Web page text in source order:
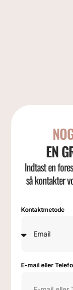
EN
Indtast en
så kontakter
Kontaktmetode
E-mail eller